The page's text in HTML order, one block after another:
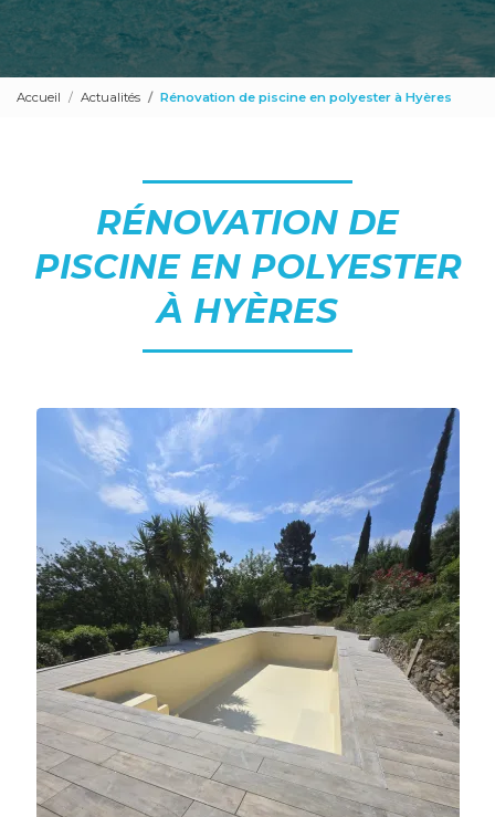
Accueil Actualités Rénovation de piscine en polyester à Hyères
RÉNOVATION DE
PISCINE EN POLYESTER
À HYÈRES